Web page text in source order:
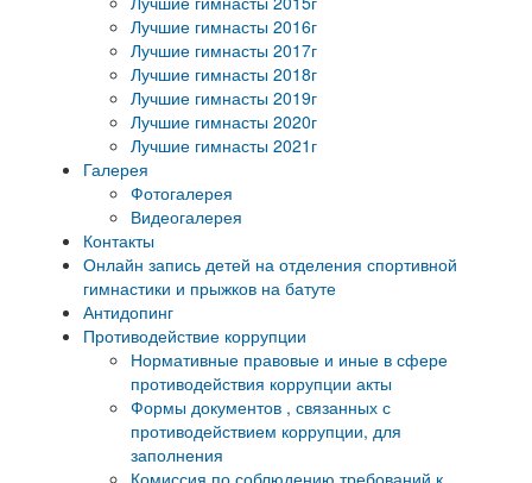
Лучшие гимнасты 2016г
Лучшие гимнасты 2017г
Лучшие гимнасты 2018г
Лучшие гимнасты 2019г
Лучшие гимнасты 2020г
Лучшие гимнасты 2021г
Галерея
Фотогалерея
Видеогалерея
Контакты
Онлайн запись детей на отделения спортивной
гимнастики и прыжков на батуте
Антидопинг
Противодействие коррупции
Нормативные правовые и иные в сфере
противодействия коррупции акты
Формы документов , связанных с
противодействием коррупции, для
заполнения
Комиссия по соблюдению требований к